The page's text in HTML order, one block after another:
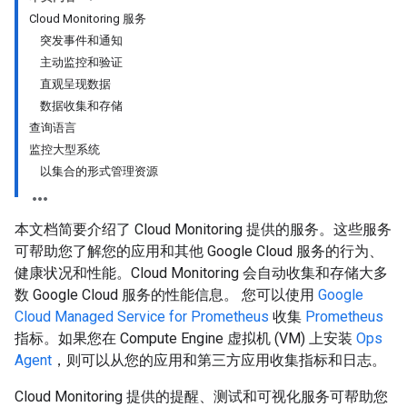
Cloud Monitoring 服务
突发事件和通知
主动监控和验证
直观呈现数据
数据收集和存储
查询语言
监控大型系统
以集合的形式管理资源
本文档简要介绍了 Cloud Monitoring 提供的服务。这些服务
可帮助您了解您的应用和其他 Google Cloud 服务的行为、
健康状况和性能。Cloud Monitoring 会自动收集和存储大多
数 Google Cloud 服务的性能信息。 您可以使用 Google
Cloud Managed Service for Prometheus 收集 Prometheus
指标。如果您在 Compute Engine 虚拟机 (VM) 上安装 Ops
Agent ，则可以从您的应用和第三方应用收集指标和日志。
Cloud Monitoring 提供的提醒、测试和可视化服务可帮助您